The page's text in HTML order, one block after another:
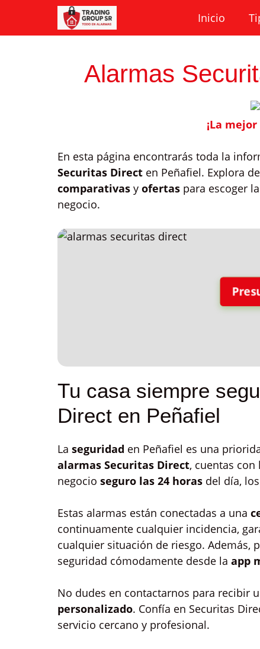
contenido
Inicio
Alarmas
¡La
En esta página encontrarás toda la
Securitas Direct en Peñafiel. Explora
comparativas y ofertas para escoger
negocio.
Tu casa siempre
Direct en Peñafiel
La seguridad en Peñafiel es una
alarmas Securitas Direct, cuentas
negocio seguro las 24 horas del día,
Estas alarmas están conectadas a una
continuamente cualquier incidencia,
cualquier situación de riesgo. Además,
seguridad cómodamente desde la app
No dudes en contactarnos para recibir
personalizado. Confía en Securitas
servicio cercano y profesional.